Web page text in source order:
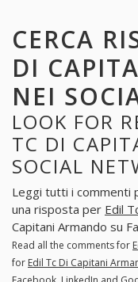
CERCA
DI
NEI
LOOK FOR
TC DI
SOCIAL
Leggi tutti i commenti
una risposta per Edil
Capitani Armando su
Read all the comments for
for Edil Tc Di Capitani